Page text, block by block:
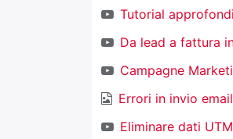
Eliminare dati UTM